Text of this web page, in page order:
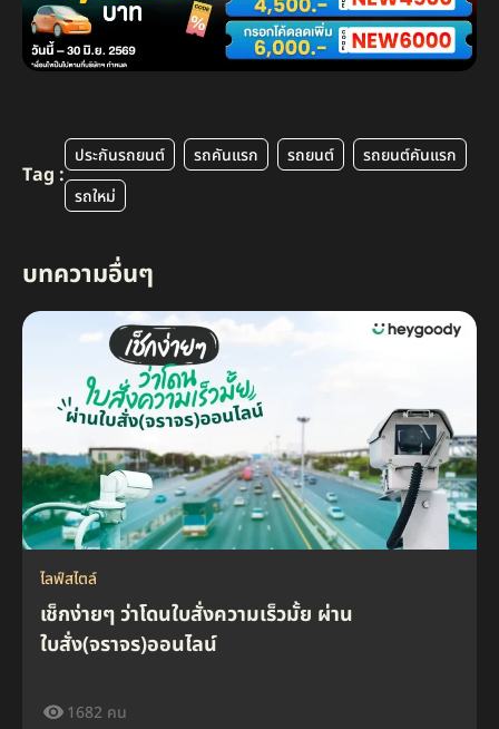
Tag :
ประกันรถยนต์ รถคันแรก รถยนต์
รถยนต์คันแรก
รถใหม่
บทความอื่นๆ
ไลฟ์สไตล์
เช็กง่ายๆ ว่าโดนใบสั่งความเร็วมั้ย ผ่าน
ใบสั่ง(จราจร)ออนไลน์
1682 คน